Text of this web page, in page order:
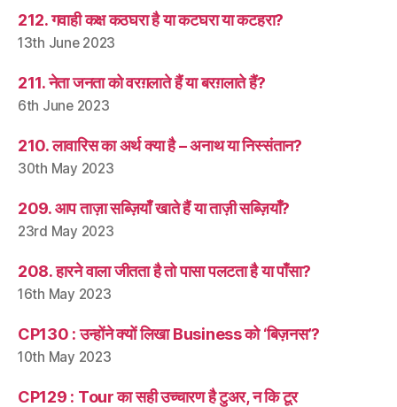
212. गवाही कक्ष कठघरा है या कटघरा या कटहरा?
13th June 2023
211. नेता जनता को वरग़लाते हैं या बरग़लाते हैं?
6th June 2023
210. लावारिस का अर्थ क्या है – अनाथ या निस्संतान?
30th May 2023
209. आप ताज़ा सब्ज़ियाँ खाते हैं या ताज़ी सब्ज़ियाँ?
23rd May 2023
208. हारने वाला जीतता है तो पासा पलटता है या पाँसा?
16th May 2023
CP130 : उन्होंने क्यों लिखा Business को ‘बिज़नस’?
10th May 2023
CP129 : Tour का सही उच्चारण है टुअर, न कि टूर